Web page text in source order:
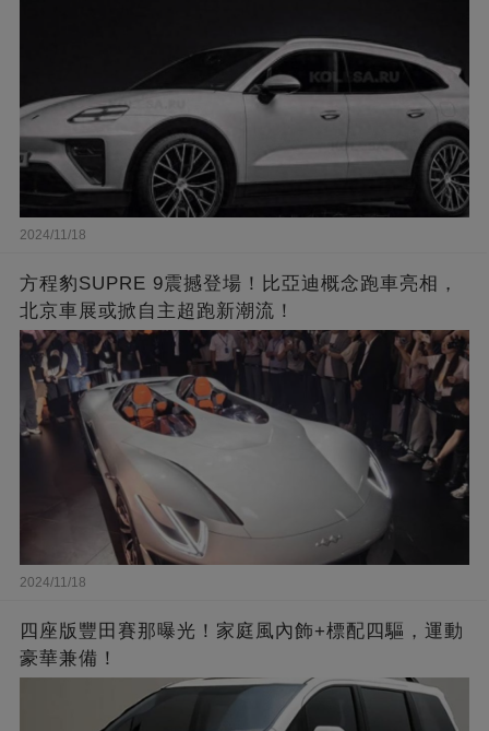
2024/11/18
方程豹SUPRE 9震撼登場！比亞迪概念跑車亮相，
北京車展或掀自主超跑新潮流！
2024/11/18
四座版豐田賽那曝光！家庭風內飾+標配四驅，運動
豪華兼備！